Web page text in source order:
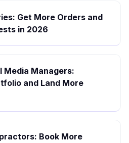
Get More Orders and
in 2026
Media Managers:
and Land More
Book More